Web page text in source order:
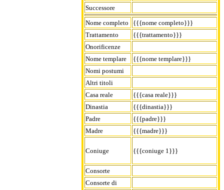
Successore
Nome completo
{{{nome completo}}}
Trattamento
{{{trattamento}}}
Onorificenze
Nome templare
{{{nome templare}}}
Nomi postumi
Altri titoli
Casa reale
{{{casa reale}}}
Dinastia
{{{dinastia}}}
Padre
{{{padre}}}
Madre
{{{madre}}}
Coniuge {{{coniuge 1}}}
Consorte
Consorte di